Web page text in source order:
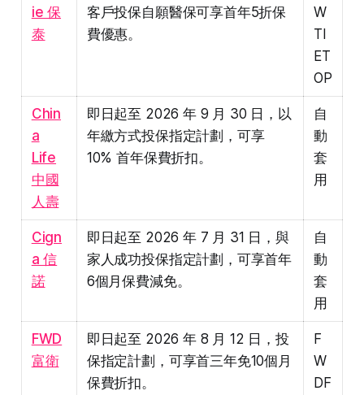
ie 保
泰
客戶投保自願醫保可享首年5折保
費優惠。
W
TI
ET
OP
Chin
a
Life
中國
人壽
即日起至 2026 年 9 月 30 日，以
年繳方式投保指定計劃，可享
10% 首年保費折扣。
自
動
套
用
Cign
a 信
諾
即日起至 2026 年 7 月 31 日，與
家人成功投保指定計劃，可享首年
6個月保費減免。
自
動
套
用
FWD
富衛
即日起至 2026 年 8 月 12 日，投
保指定計劃，可享首三年免10個月
保費折扣。
F
W
DF